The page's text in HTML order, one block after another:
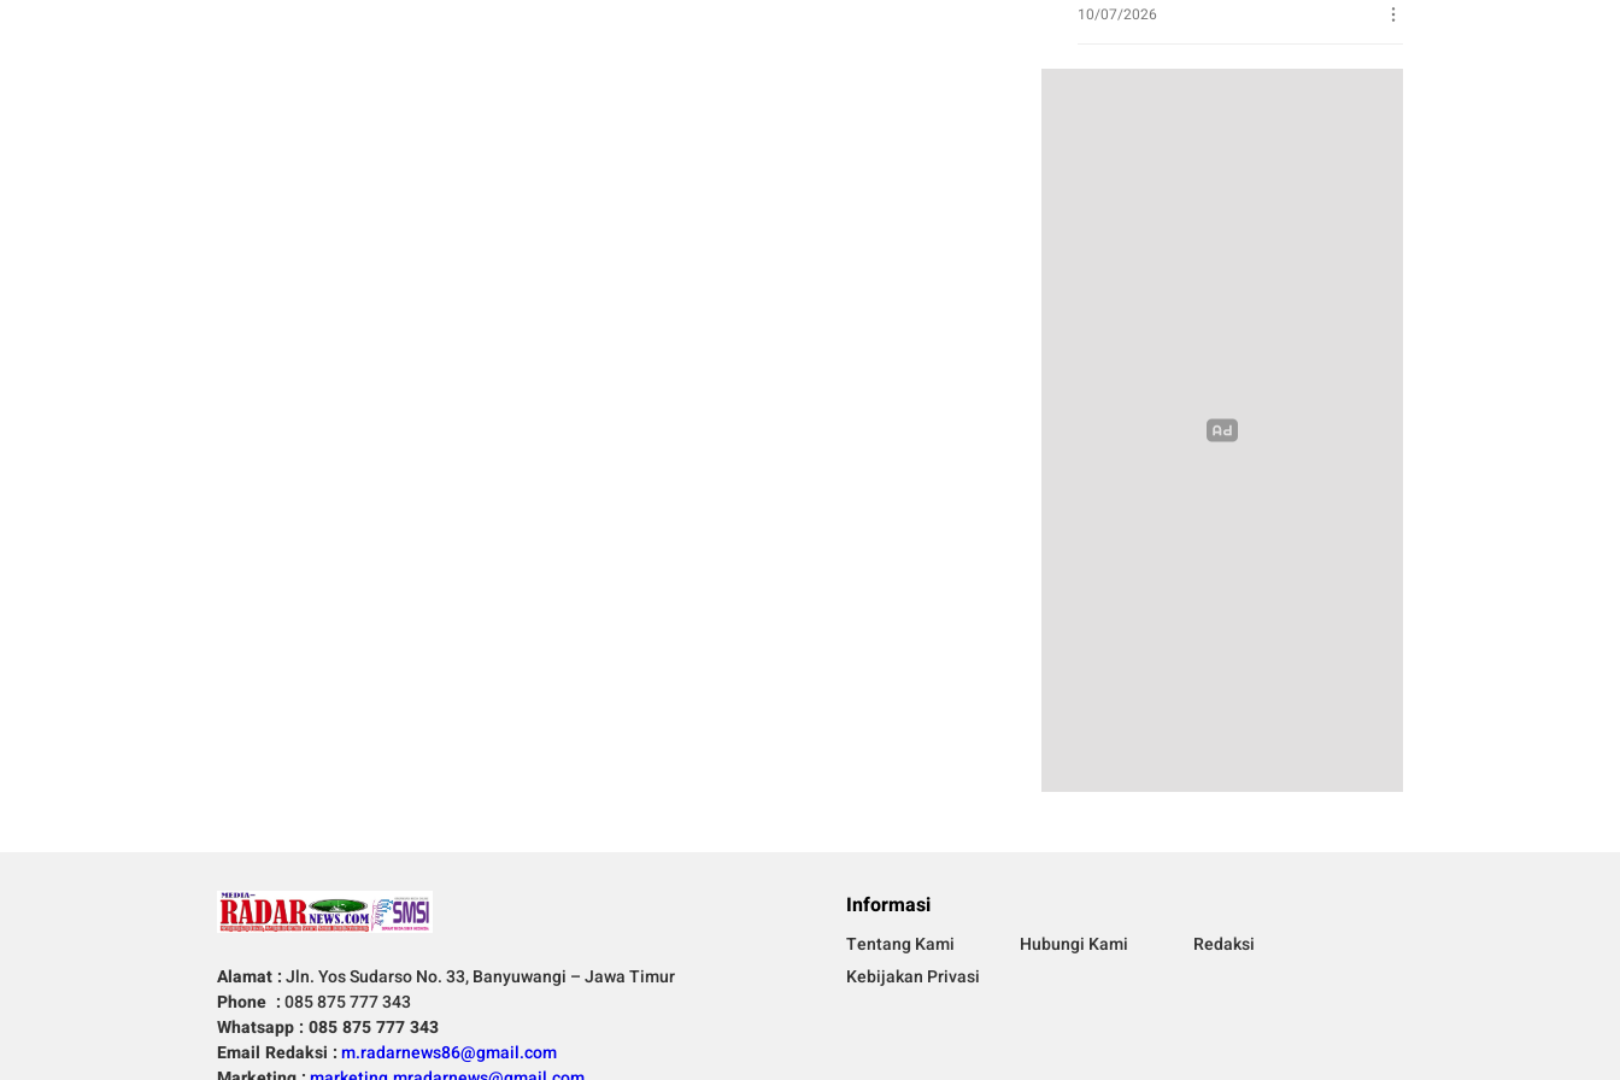
10/07/2026
Alamat :Jln. Yos Sudarso No. 33, Banyuwangi – Jawa Timur
Phone :085 875 777 343
Whatsapp : 085 875 777 343
Email Redaksi :m.radarnews86@gmail.com
Informasi
Tentang Kami Hubungi Kami
Redaksi
Kebijakan Privasi